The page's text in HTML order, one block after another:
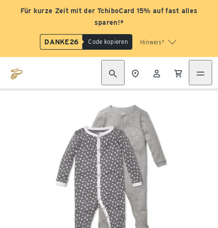
Für kurze Zeit mit der TchiboCard 15% auf fast alles
sparen!*
DANKE26 Code kopieren Hinweis*